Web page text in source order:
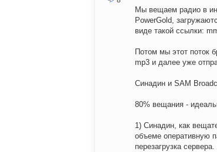
Мы вещаем радио в
PowerGold,
виде такой ссылки:
Потом мы этот поток
mp3 и далее уже
Синадин и SAM
80% вещания -
1) Синадин, как
объеме оперативную
перезагрузка